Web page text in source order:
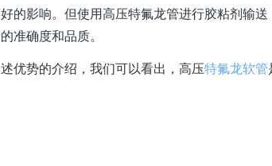
的影响。但使用高压特氟龙管进行胶粘剂输
准确度和品质。
优势的介绍，我们可以看出，高压特氟龙软管